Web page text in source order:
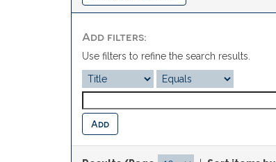
Add filters:
Use filters to refine the search results.